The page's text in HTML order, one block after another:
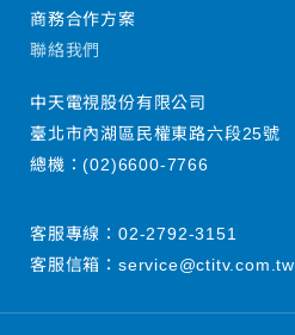
商務合作方案
聯絡我們
中天電視股份有限公司
臺北市內湖區民權東路六段25號
總機：(02)6600-7766
客服專線： 02-2792-3151
客服信箱： service@ctitv.com.tw